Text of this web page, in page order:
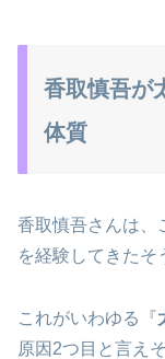
香取慎吾が
体質
香取慎吾さんは、
を経験してきたそ
これがいわゆる『
原因2つ目と言え